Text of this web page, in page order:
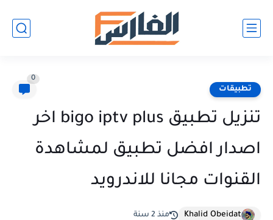
تطبيقات
0
تنزيل تطبيق bigo iptv plus اخر
اصدار افضل تطبيق لمشاهدة
القنوات مجانا للاندرويد
Khalid Obeidat منذ 2 سنة